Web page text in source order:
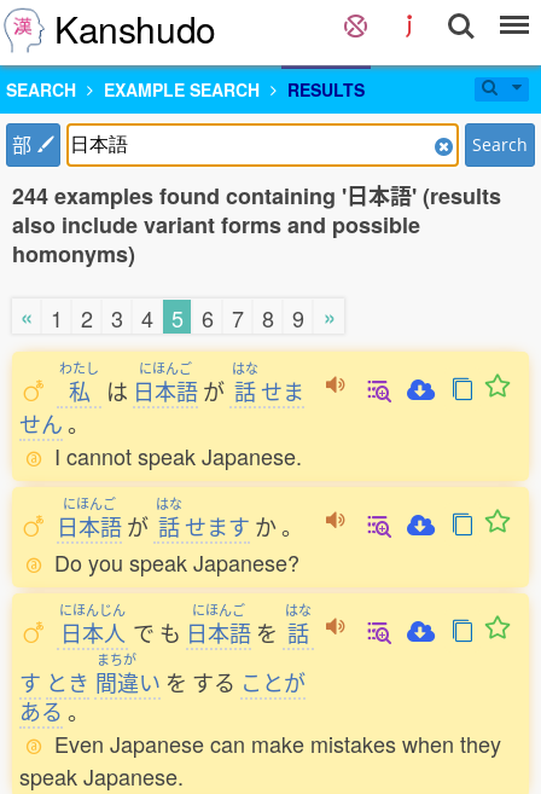
Kanshudo
SEARCH EXAMPLE SEARCH RESULTS
部 Search
244 examples found containing '日本語' (results
also include variant forms and possible
homonyms)
« 1 2 3 4 5 6 7 8 9 »
わたし
私 は
にほんご
日本語が
はな
話せま
せん。
I cannot speak Japanese.
にほんご
日本語が
はな
話せます か。
Do you speak Japanese?
にほんじん
日本人 で も
にほんご
日本語 を
はな
話
す とき
まちが
間違い を する ことが
ある 。
Even Japanese can make mistakes when they
speak Japanese.